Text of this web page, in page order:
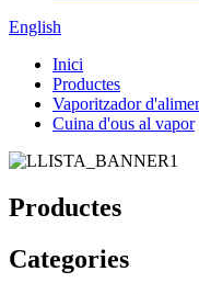
English
Inici
Productes
Vaporitzador
Cuina d'ous al vapor
Productes
Categories